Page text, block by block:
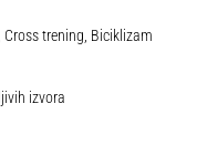
trening, Biciklizam
izvora